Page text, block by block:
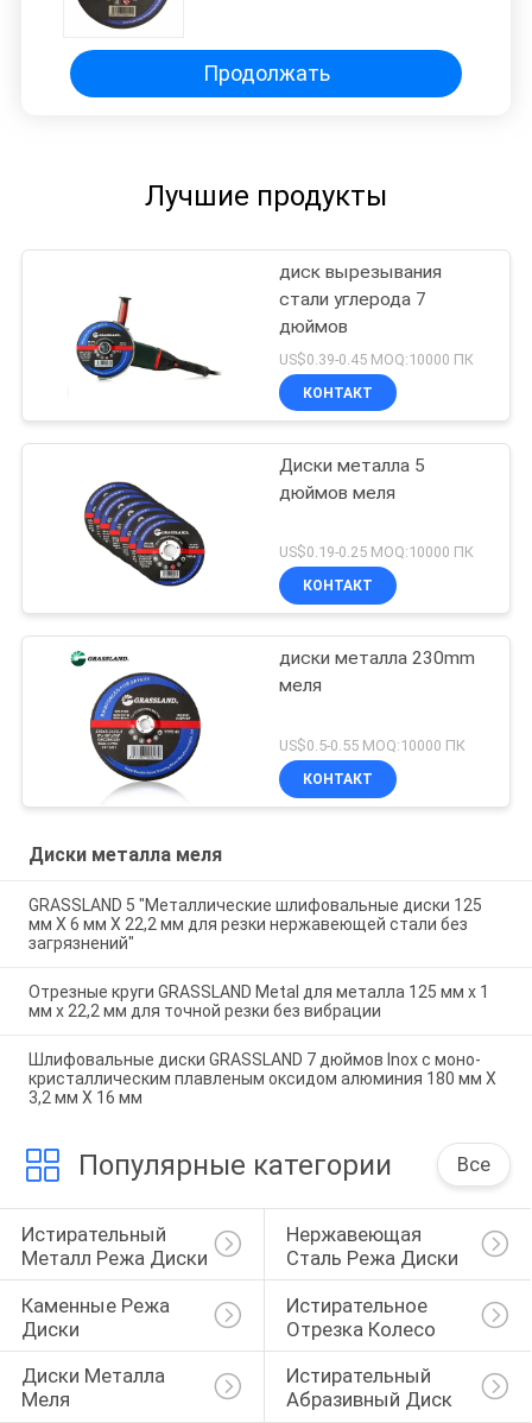
машины
Продолжать
Лучшие продукты
диск вырезывания
стали углерода 7
дюймов
US$0.39-0.45 MOQ:10000 ПК
КОНТАКТ
Диски металла 5
дюймов меля
US$0.19-0.25 MOQ:10000 ПК
КОНТАКТ
диски металла 230mm
меля
US$0.5-0.55 MOQ:10000 ПК
КОНТАКТ
Диски металла меля
GRASSLAND 5 "Металлические шлифовальные диски 125
мм X 6 мм X 22,2 мм для резки нержавеющей стали без
загрязнений"
Отрезные круги GRASSLAND Metal для металла 125 мм x 1
мм x 22,2 мм для точной резки без вибрации
Шлифовальные диски GRASSLAND 7 дюймов Inox с моно-
кристаллическим плавленым оксидом алюминия 180 мм X
3,2 мм X 16 мм
Популярные категории Все
Истирательный
Металл Режа Диски
Нержавеющая
Сталь Режа Диски
Каменные Режа
Диски
Истирательное
Отрезка Колесо
Диски Металла
Меля
Истирательный
Абразивный Диск